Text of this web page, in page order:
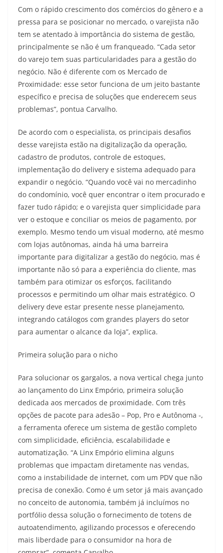
Com o rápido crescimento dos comércios do gênero e a
pressa para se posicionar no mercado, o varejista não
tem se atentado à importância do sistema de gestão,
principalmente se não é um franqueado. “Cada setor
do varejo tem suas particularidades para a gestão do
negócio. Não é diferente com os Mercado de
Proximidade: esse setor funciona de um jeito bastante
específico e precisa de soluções que enderecem seus
problemas”, pontua Carvalho.
De acordo com o especialista, os principais desafios
desse varejista estão na digitalização da operação,
cadastro de produtos, controle de estoques,
implementação do delivery e sistema adequado para
expandir o negócio. “Quando você vai no mercadinho
do condomínio, você quer encontrar o item procurado e
fazer tudo rápido; e o varejista quer simplicidade para
ver o estoque e conciliar os meios de pagamento, por
exemplo. Mesmo tendo um visual moderno, até mesmo
com lojas autônomas, ainda há uma barreira
importante para digitalizar a gestão do negócio, mas é
importante não só para a experiência do cliente, mas
também para otimizar os esforços, facilitando
processos e permitindo um olhar mais estratégico. O
delivery deve estar presente nesse planejamento,
integrando catálogos com grandes players do setor
para aumentar o alcance da loja”, explica.
Primeira solução para o nicho
Para solucionar os gargalos, a nova vertical chega junto
ao lançamento do Linx Empório, primeira solução
dedicada aos mercados de proximidade. Com três
opções de pacote para adesão – Pop, Pro e Autônoma -,
a ferramenta oferece um sistema de gestão completo
com simplicidade, eficiência, escalabilidade e
automatização. “A Linx Empório elimina alguns
problemas que impactam diretamente nas vendas,
como a instabilidade de internet, com um PDV que não
precisa de conexão. Como é um setor já mais avançado
no conceito de autonomia, também já incluímos no
portfólio dessa solução o fornecimento de totens de
autoatendimento, agilizando processos e oferecendo
mais liberdade para o consumidor na hora de